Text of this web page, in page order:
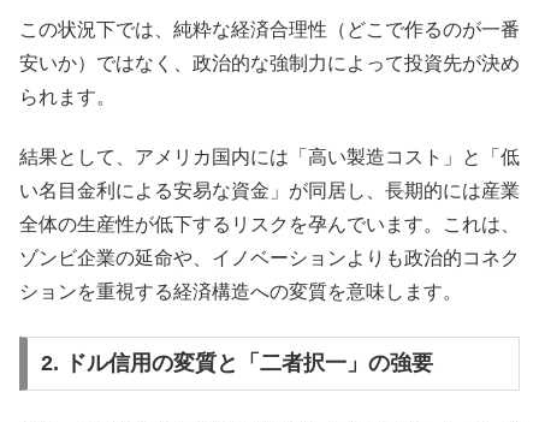
この状況下では、純粋な経済合理性（どこで作るのが一番
安いか）ではなく、政治的な強制力によって投資先が決め
られます。
結果として、アメリカ国内には「高い製造コスト」と「低
い名目金利による安易な資金」が同居し、長期的には産業
全体の生産性が低下するリスクを孕んでいます。これは、
ゾンビ企業の延命や、イノベーションよりも政治的コネク
ションを重視する経済構造への変質を意味します。
2. ドル信用の変質と「二者択一」の強要